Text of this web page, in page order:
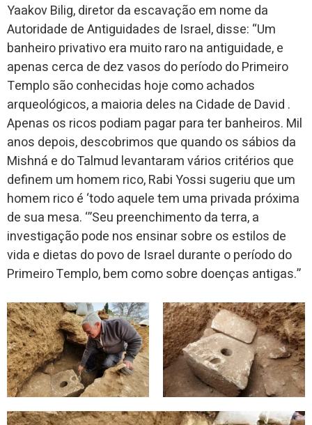
Yaakov Bilig, diretor da escavação em nome da
Autoridade de Antiguidades de Israel, disse: “Um
banheiro privativo era muito raro na antiguidade, e
apenas cerca de dez vasos do período do Primeiro
Templo são conhecidas hoje como achados
arqueológicos, a maioria deles na Cidade de David .
Apenas os ricos podiam pagar para ter banheiros. Mil
anos depois, descobrimos que quando os sábios da
Mishná e do Talmud levantaram vários critérios que
definem um homem rico, Rabi Yossi sugeriu que um
homem rico é ‘todo aquele tem uma privada próxima
de sua mesa. ‘”Seu preenchimento da terra, a
investigação pode nos ensinar sobre os estilos de
vida e dietas do povo de Israel durante o período do
Primeiro Templo, bem como sobre doenças antigas.”